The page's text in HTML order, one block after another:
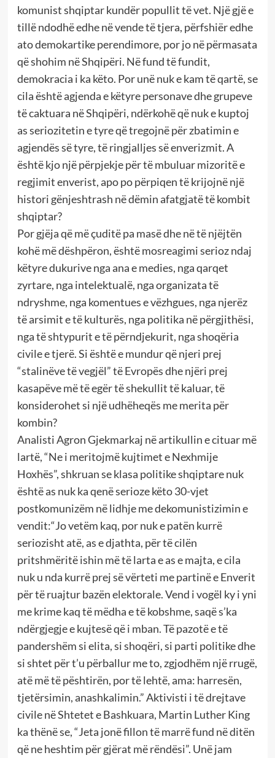
komunist shqiptar kundër popullit të vet. Një gjë e
tillë ndodhë edhe në vende të tjera, përfshiër edhe
ato demokartike perendimore, por jo në përmasata
që shohim në Shqipëri. Në fund të fundit,
demokracia i ka këto. Por unë nuk e kam të qartë, se
cila është agjenda e këtyre personave dhe grupeve
të caktuara në Shqipëri, ndërkohë që nuk e kuptoj
as seriozitetin e tyre që tregojnë për zbatimin e
agjendës së tyre, të ringjalljes së enverizmit. A
është kjo një përpjekje për të mbuluar mizoritë e
regjimit enverist, apo po përpiqen të krijojnë një
histori gënjeshtrash në dëmin afatgjatë të kombit
shqiptar?
Por gjëja që më çuditë pa masë dhe në të njëjtën
kohë më dëshpëron, është mosreagimi serioz ndaj
këtyre dukurive nga ana e medies, nga qarqet
zyrtare, nga intelektualë, nga organizata të
ndryshme, nga komentues e vëzhgues, nga njerëz
të arsimit e të kulturës, nga politika në përgjithësi,
nga të shtypurit e të përndjekurit, nga shoqëria
civile e tjerë. Si është e mundur që njeri prej
“stalinëve të vegjël” të Evropës dhe njëri prej
kasapëve më të egër të shekullit të kaluar, të
konsiderohet si një udhëheqës me merita për
kombin?
Analisti Agron Gjekmarkaj në artikullin e cituar më
lartë, “Ne i meritojmë kujtimet e Nexhmije
Hoxhës”, shkruan se klasa politike shqiptare nuk
është as nuk ka qenë serioze këto 30-vjet
postkomunizëm në lidhje me dekomunistizimin e
vendit:“Jo vetëm kaq, por nuk e patën kurrë
seriozisht atë, as e djathta, për të cilën
pritshmëritë ishin më të larta e as e majta, e cila
nuk u nda kurrë prej së vërteti me partinë e Enverit
për të ruajtur bazën elektorale. Vend i vogël ky i yni
me krime kaq të mëdha e të kobshme, saqë s’ka
ndërgjegje e kujtesë që i mban. Të pazotë e të
pandershëm si elita, si shoqëri, si parti politike dhe
si shtet për t’u përballur me to, zgjodhëm një rrugë,
atë më të pështirën, por të lehtë, ama: harresën,
tjetërsimin, anashkalimin.” Aktivisti i të drejtave
civile në Shtetet e Bashkuara, Martin Luther King
ka thënë se, “Jeta jonë fillon të marrë fund në ditën
që ne heshtim për gjërat më rëndësi”. Unë jam